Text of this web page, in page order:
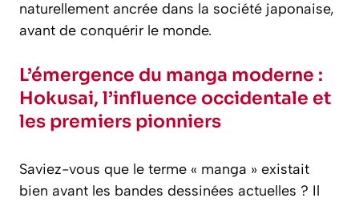
naturellement ancrée dans la société japonaise,
avant de conquérir le monde.
L’émergence du manga moderne :
Hokusai, l’influence occidentale et
les premiers pionniers
Saviez-vous que le terme « manga » existait
bien avant les bandes dessinées actuelles ? Il